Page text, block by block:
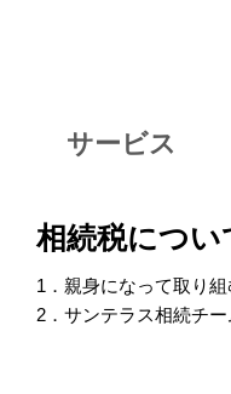
サービス
相続税につ
1．親身になって取り
2．サンテラス相続チ